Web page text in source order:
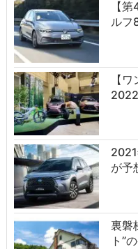
【
ルフ
【
が予
裏磐
ト”